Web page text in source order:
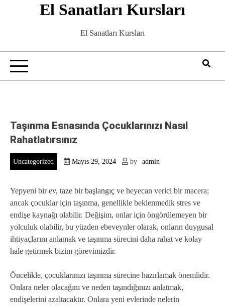
El Sanatları Kursları
El Sanatları Kursları
Taşınma Esnasında Çocuklarınızı Nasıl
Rahatlatırsınız
Uncategorized Mayıs 29, 2024 by admin
Yepyeni bir ev, taze bir başlangıç ve heyecan verici bir macera;
ancak çocuklar için taşınma, genellikle beklenmedik stres ve
endişe kaynağı olabilir. Değişim, onlar için öngörülemeyen bir
yolculuk olabilir, bu yüzden ebeveynler olarak, onların duygusal
ihtiyaçlarını anlamak ve taşınma sürecini daha rahat ve kolay
hale getirmek bizim görevimizdir.
Öncelikle, çocuklarınızı taşınma sürecine hazırlamak önemlidir.
Onlara neler olacağını ve neden taşındığınızı anlatmak,
endişelerini azaltacaktır. Onlara yeni evlerinde nelerin